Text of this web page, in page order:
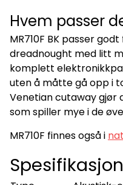
Hvem passer
MR710F BK passer
dreadnought med litt
komplett
uten å måtte gå opp i
Venetian cutaway gjør
som spiller mye i de
MR710F finnes også i